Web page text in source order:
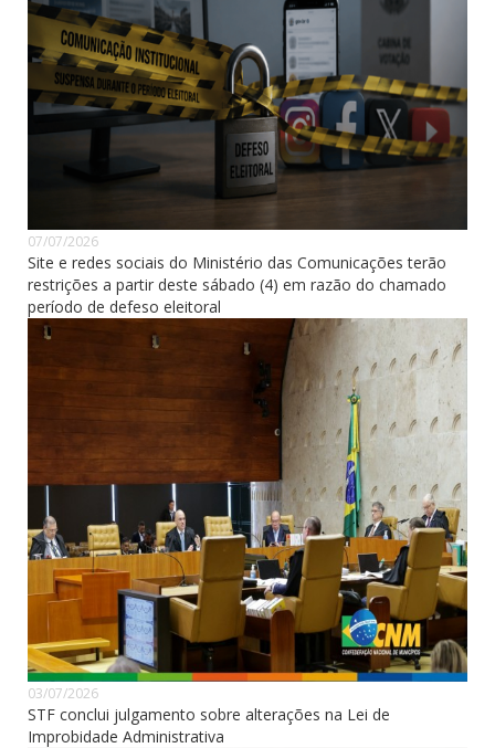
07/07/2026
Site e redes sociais do Ministério das Comunicações terão
restrições a partir deste sábado (4) em razão do chamado
período de defeso eleitoral
03/07/2026
STF conclui julgamento sobre alterações na Lei de
Improbidade Administrativa